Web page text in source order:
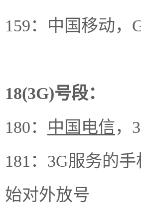
159：中国移动，
18(3G)号段：
180： 中国电信，
181：3G服务的
始对外放号